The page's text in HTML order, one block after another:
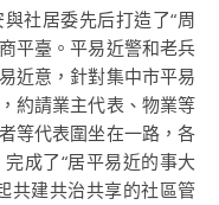
社居委先后打造了“周
平臺。平易近警和老兵
近意，針對集中市平易
約請業主代表、物業等
等代表圍坐在一路，各
成了“居平易近的事大
共建共治共享的社區管